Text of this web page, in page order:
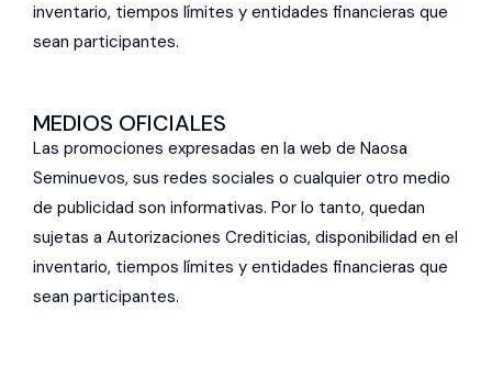
inventario, tiempos límites y entidades financieras que
sean participantes.
MEDIOS OFICIALES
Las promociones expresadas en la web de Naosa
Seminuevos, sus redes sociales o cualquier otro medio
de publicidad son informativas. Por lo tanto, quedan
sujetas a Autorizaciones Crediticias, disponibilidad en el
inventario, tiempos límites y entidades financieras que
sean participantes.